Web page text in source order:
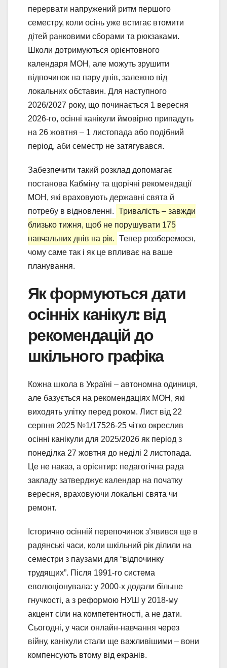
перервати напружений ритм першого
семестру, коли осінь уже встигає втомити
дітей ранковими сборами та рюкзаками.
Школи дотримуються орієнтовного
календаря МОН, але можуть зрушити
відпочинок на пару днів, залежно від
локальних обставин. Для наступного
2026/2027 року, що починається 1 вересня
2026-го, осінні канікули ймовірно припадуть
на 26 жовтня – 1 листопада або подібний
період, аби семестр не затягувався.
Забезпечити такий розклад допомагає
постанова Кабміну та щорічні рекомендації
МОН, які враховують державні свята й
потребу в відновленні. Тривалість – завжди
близько тижня, щоб не порушувати 175
навчальних днів на рік. Тепер розберемося,
чому саме так і як це впливає на ваше
планування.
Як формуються дати
осінніх канікул: від
рекомендацій до
шкільного графіка
Кожна школа в Україні – автономна одиниця,
але базується на рекомендаціях МОН, які
виходять улітку перед роком. Лист від 22
серпня 2025 №1/17526-25 чітко окреслив
осінні канікули для 2025/2026 як період з
понеділка 27 жовтня до неділі 2 листопада.
Це не наказ, а орієнтир: педагогічна рада
закладу затверджує календар на початку
вересня, враховуючи локальні свята чи
ремонт.
Історично осінній перепочинок з’явився ще в
радянські часи, коли шкільний рік ділили на
семестри з паузами для “відпочинку
трудящих”. Після 1991-го система
еволюціонувала: у 2000-х додали більше
гнучкості, а з реформою НУШ у 2018-му
акцент сіли на компетентності, а не дати.
Сьогодні, у часи онлайн-навчання через
війну, канікули стали ще важливішими – вони
компенсують втому від екранів.